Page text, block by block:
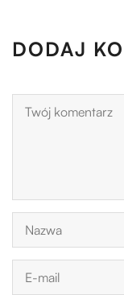
DODAJ